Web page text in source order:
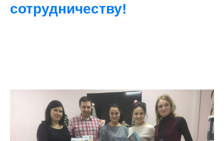
сотрудничеству!